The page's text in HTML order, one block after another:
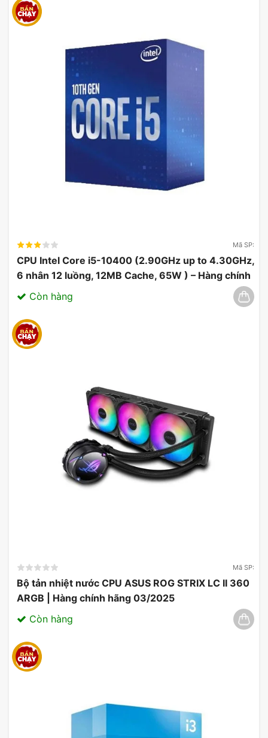
Mã SP:
CPU Intel Core i5-10400 (2.90GHz up to 4.30GHz,
6 nhân 12 luồng, 12MB Cache, 65W ) – Hàng chính
hãng 03/2025
Còn hàng
Mã SP:
Bộ tản nhiệt nước CPU ASUS ROG STRIX LC II 360
ARGB | Hàng chính hãng 03/2025
Còn hàng